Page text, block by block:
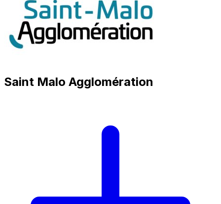
Saint Malo Agglomération